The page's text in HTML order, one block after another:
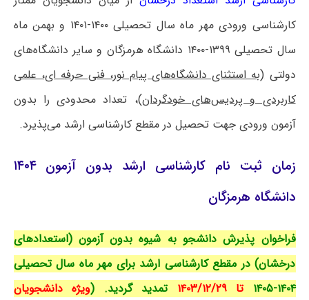
کارشناسی ورودی مهر ماه سال تحصیلی ۱۴۰۰-۱۴۰۱ و بهمن ماه
سال تحصیلی ۱۳۹۹-۱۴۰۰ دانشگاه هرمزگان و سایر دانشگاه‌های
دولتی(به استثنای دانشگاه‌های پیام نور، فنی حرفه ای، علمی
کاربردی و پردیس‌های خودگردان)، تعداد محدودی را بدون
آزمون ورودی جهت تحصیل در مقطع کارشناسی ارشد می‌پذیرد.
زمان ثبت نام کارشناسی ارشد بدون آزمون ۱۴۰۴
دانشگاه هرمزگان
فراخوان پذیرش دانشجو به شیوه بدون آزمون (استعدادهای
درخشان) در مقطع کارشناسی ارشد برای مهر ماه سال تحصیلی
۱۴۰۴-۱۴۰۵
تا ۱۴۰۳/۱۲/۲۹ تمدید گردید. (ویژه دانشجویان